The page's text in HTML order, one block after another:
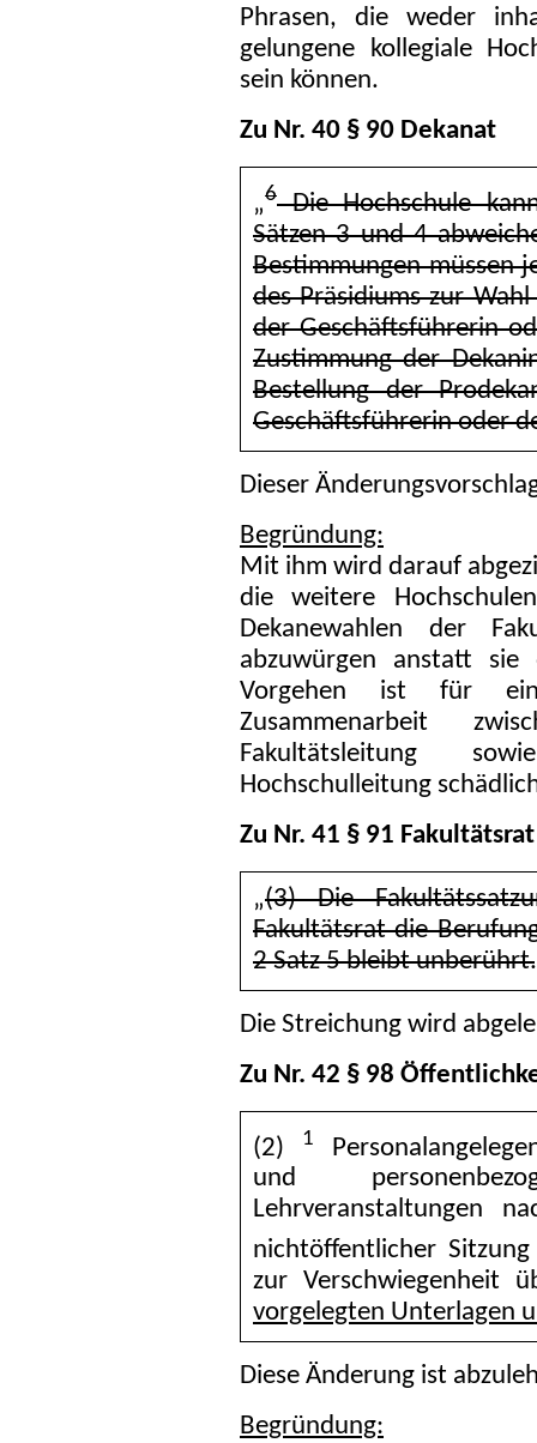
Phrasen, die weder
gelungene kollegiale
sein können.
Zu Nr. 40 § 90 Dekanat
„6Die Hochschule
Sätzen 3 und 4
Bestimmungen müssen
des Präsidiums zur
der Geschäftsführerin
Zustimmung der
Bestellung der
Geschäftsführerin oder
Dieser
Begründung:
Mit ihm wird darauf
die weitere
Dekanewahlen der
abzuwürgen anstatt sie
Vorgehen ist für
Zusammenarbeit
Fakultätsleitung
Hochschulleitung
Zu Nr. 41 § 91 Fakultätsrat
„(3) Die
Fakultätsrat die
2 Satz 5 bleibt unberührt.
Die Streichung wird
Zu Nr. 42 § 98
(2) 1
und
Lehrveranstaltungen
nichtöffentlicher
zur Verschwiegenheit
vorgelegten Unterlagen
Diese Änderung ist
Begründung: